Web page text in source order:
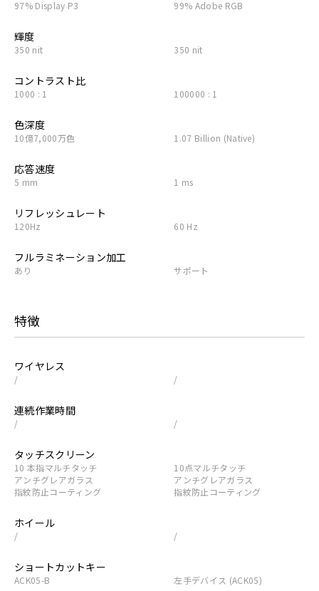
97% Display P3 99% Adobe RGB
輝度
350 nit 350 nit
コントラスト比
1000 : 1 100000 : 1
色深度
10億7,000万色 1.07 Billion (Native)
応答速度
5 mm 1 ms
リフレッシュレート
120Hz 60 Hz
フルラミネーション加工
あり サポート
特徴
ワイヤレス
/ /
連続作業時間
/ /
タッチスクリーン
10 本指マルチタッチ
アンチグレアガラス
指紋防止コーティング
10点マルチタッチ
アンチグレアガラス
指紋防止コーティング
ホイール
/ /
ショートカットキー
ACK05-B 左手デバイス (ACK05)